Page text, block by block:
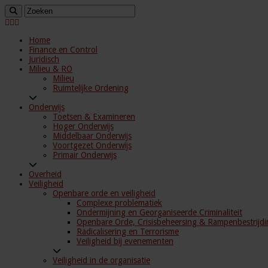
Home
Finance en Control
Juridisch
Milieu & RO
Milieu
Ruimtelijke Ordening
Onderwijs
Toetsen & Examineren
Hoger Onderwijs
Middelbaar Onderwijs
Voortgezet Onderwijs
Primair Onderwijs
Overheid
Veiligheid
Openbare orde en veiligheid
Complexe problematiek
Ondermijning en Georganiseerde Criminaliteit
Openbare Orde, Crisisbeheersing &
Radicalisering en Terrorisme
Veiligheid bij evenementen
Veiligheid in de organisatie